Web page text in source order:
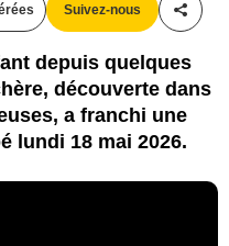
Suivez-nous
depuis quelques
découverte dans
a franchi une
lundi 18 mai 2026.